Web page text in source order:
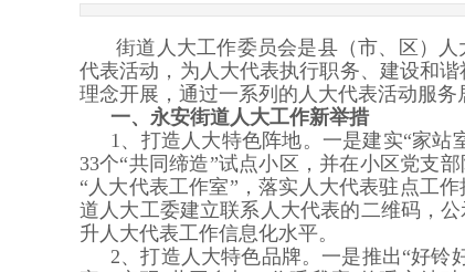
街道人大工作委员会是县（市、区）
代表活动，为人大代表执行职务、建设和
理念开展，通过一系列的人大代表活动服
一、永安街道人大工作新举措
1、打造人大特色阵地。一是建实“家站
33个“共同缔造”试点小区，并在小区党支
“人大代表工作室”，落实人大代表驻点工
道人大工委建立联系人大代表的二维码，
升人大代表工作信息化水平。
2、打造人大特色品牌。一是推出“好铃